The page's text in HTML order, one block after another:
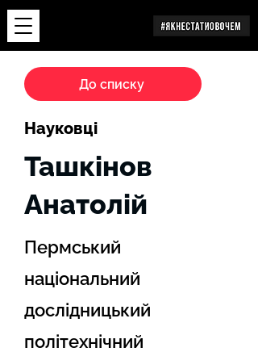
До списку
Науковці
Пермський
національний
дослідницький
політехнічний
Ташкінов
Анатолій